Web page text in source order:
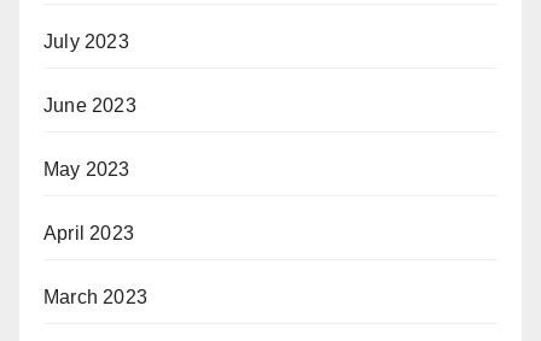
July 2023
June 2023
May 2023
April 2023
March 2023